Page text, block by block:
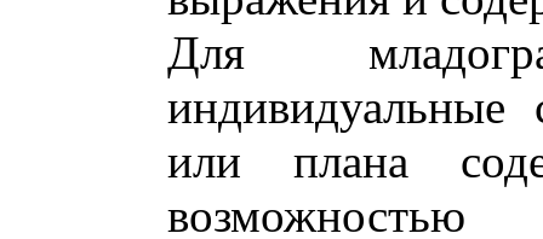
Для
индивидуальные
или плана